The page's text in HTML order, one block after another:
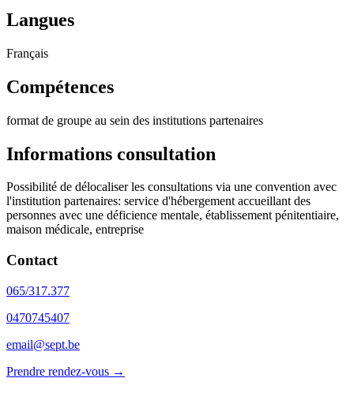
Langues
Français
Compétences
format de groupe au sein des institutions partenaires
Informations consultation
Possibilité de délocaliser les consultations via une convention avec
l'institution partenaires: service d'hébergement accueillant des
personnes avec une déficience mentale, établissement pénitentiaire,
maison médicale, entreprise
Contact
065/317.377
0470745407
email@sept.be
Prendre rendez-vous →